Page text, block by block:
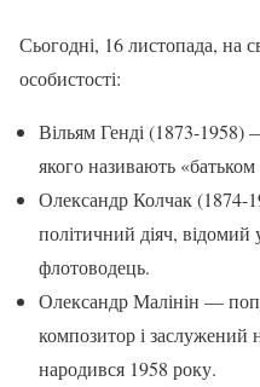
Сьогодні, 16 листопада, на
особистості:
Вільям Генді (1873-
якого називають
Олександр Колчак (1874-
політичний діяч,
флотоводець.
Олександр Малінін —
композитор і заслужений
народився 1958 року.